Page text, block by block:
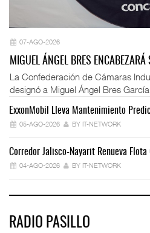
07-AGO-2026
MIGUEL ÁNGEL BRES
La Confederación de Cámaras
designó a Miguel Ángel Bres
ExxonMobil Lleva Mantenimiento
05-AGO-2026 BY IT-NETWORK
Corredor Jalisco-Nayarit Renueva Flota
04-AGO-2026 BY IT-NETWORK
RADIO PASILLO